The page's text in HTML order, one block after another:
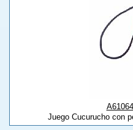
Juego Cucurucho con